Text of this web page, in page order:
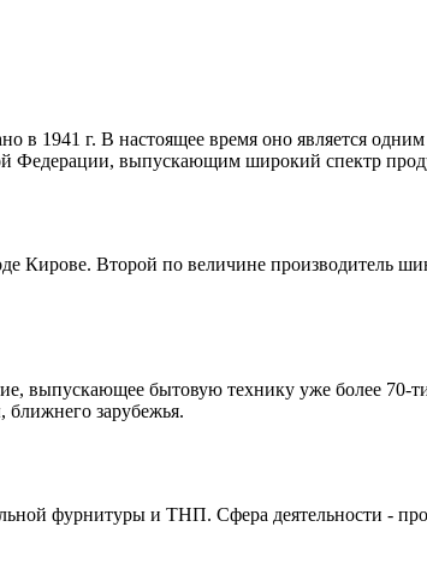
в 1941 г. В настоящее время оно является
Федерации, выпускающим широкий спектр
Второй по величине производитель
выпускающее бытовую технику уже более 70-
ближнего зарубежья.
фурнитуры и ТНП. Сфера деятельности -